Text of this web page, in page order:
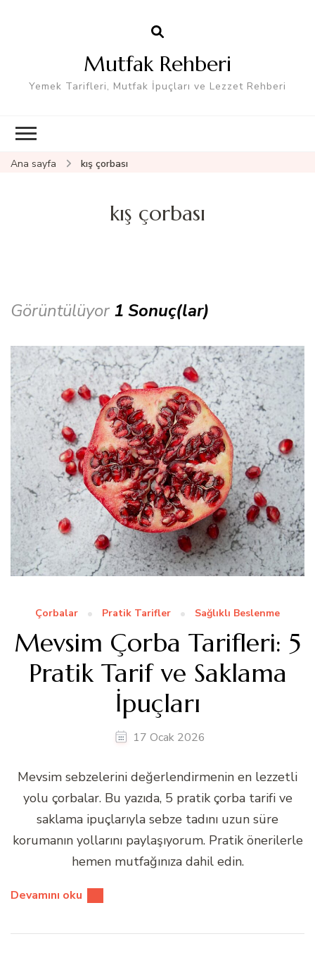
Mutfak Rehberi
Yemek Tarifleri, Mutfak İpuçları ve Lezzet Rehberi
Ana sayfa kış çorbası
kış çorbası
Görüntülüyor 1 Sonuç(lar)
Çorbalar Pratik Tarifler Sağlıklı Beslenme
Mevsim Çorba Tarifleri: 5
Pratik Tarif ve Saklama
İpuçları
17 Ocak 2026
Mevsim sebzelerini değerlendirmenin en lezzetli
yolu çorbalar. Bu yazıda, 5 pratik çorba tarifi ve
saklama ipuçlarıyla sebze tadını uzun süre
korumanın yollarını paylaşıyorum. Pratik önerilerle
hemen mutfağınıza dahil edin.
Devamını oku